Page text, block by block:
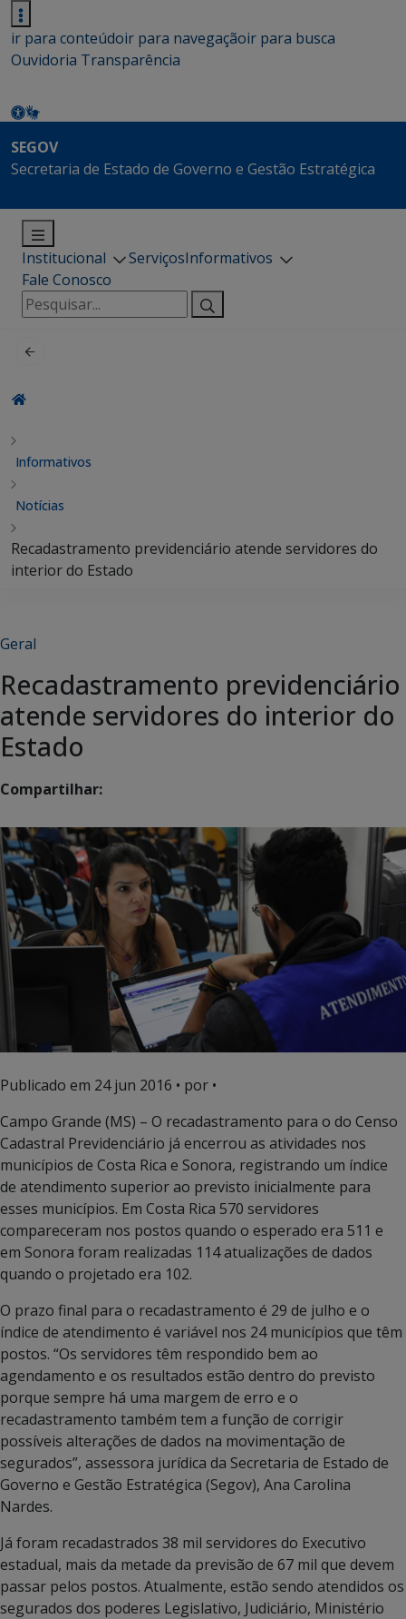
ir para conteúdoir para navegaçãoir para busca
Ouvidoria Transparência
SEGOV
Secretaria de Estado de Governo e Gestão Estratégica
Institucional ServiçosInformativos
Fale Conosco
Pesquisar
por:
Informativos
Notícias
Recadastramento previdenciário atende servidores do
interior do Estado
Geral
Recadastramento previdenciário
atende servidores do interior do
Estado
Compartilhar:
Publicado em 24 jun 2016 • por •
Campo Grande (MS) – O recadastramento para o do Censo
Cadastral Previdenciário já encerrou as atividades nos
municípios de Costa Rica e Sonora, registrando um índice
de atendimento superior ao previsto inicialmente para
esses municípios. Em Costa Rica 570 servidores
compareceram nos postos quando o esperado era 511 e
em Sonora foram realizadas 114 atualizações de dados
quando o projetado era 102.
O prazo final para o recadastramento é 29 de julho e o
índice de atendimento é variável nos 24 municípios que têm
postos. “Os servidores têm respondido bem ao
agendamento e os resultados estão dentro do previsto
porque sempre há uma margem de erro e o
recadastramento também tem a função de corrigir
possíveis alterações de dados na movimentação de
segurados”, assessora jurídica da Secretaria de Estado de
Governo e Gestão Estratégica (Segov), Ana Carolina
Nardes.
Já foram recadastrados 38 mil servidores do Executivo
estadual, mais da metade da previsão de 67 mil que devem
passar pelos postos. Atualmente, estão sendo atendidos os
segurados dos poderes Legislativo, Judiciário, Ministério